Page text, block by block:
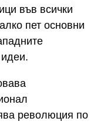
във всички
пет основни
революция по